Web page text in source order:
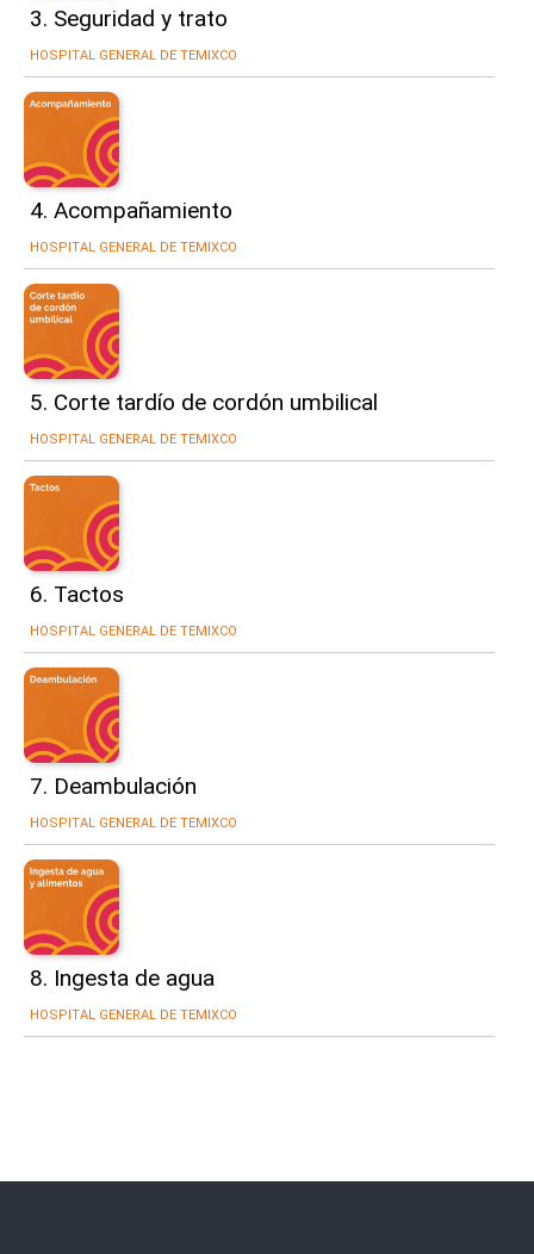
3. Seguridad y trato
HOSPITAL GENERAL DE TEMIXCO
4. Acompañamiento
HOSPITAL GENERAL DE TEMIXCO
5. Corte tardío de cordón umbilical
HOSPITAL GENERAL DE TEMIXCO
6. Tactos
HOSPITAL GENERAL DE TEMIXCO
7. Deambulación
HOSPITAL GENERAL DE TEMIXCO
8. Ingesta de agua
HOSPITAL GENERAL DE TEMIXCO